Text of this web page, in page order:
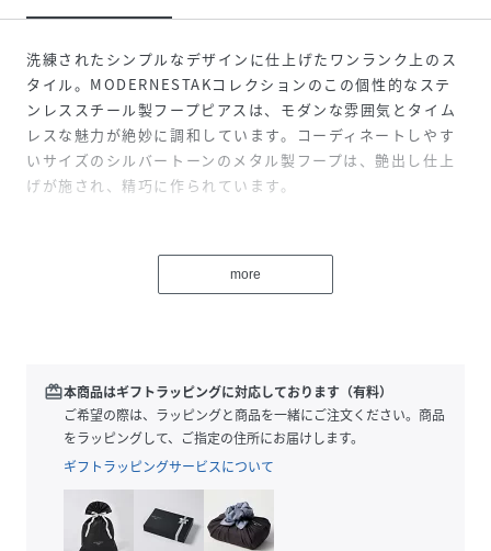
洗練されたシンプルなデザインに仕上げたワンランク上のス
タイル。MODERNESTAKコレクションのこの個性的なステ
ンレススチール製フープピアスは、モダンな雰囲気とタイム
レスな魅力が絶妙に調和しています。コーディネートしやす
いサイズのシルバートーンのメタル製フープは、艶出し仕上
げが施され、精巧に作られています。
素材：ステンレススチール
保証：1年間
【SKAGENについて】
1989年に創業したSKAGEN(スカーゲン)は、これまでデンマ
ークのデザインやライフスタイルにインスパイアされた商品
を展開してきました。とくに、デンマークの自然豊かな景色
や街並み、「HYGGE（ヒュッゲ）」という、居心地の良い暮
more
redeem本商品はギフトラッピングに対応しております（有料）
ご希望の際は、ラッピングと商品を一緒にご注文ください。商品
をラッピングして、ご指定の住所にお届けします。
ギフトラッピングサービスについて